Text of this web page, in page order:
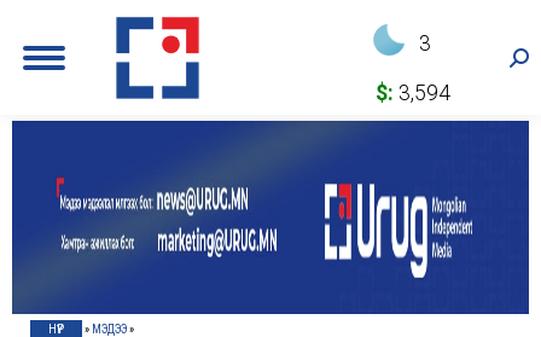
3
$: 3,594
НҮҮР » МЭДЭЭ»